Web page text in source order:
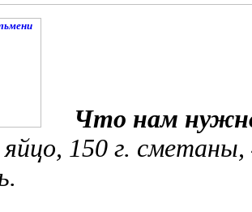
Что нам
150 г. сметаны,